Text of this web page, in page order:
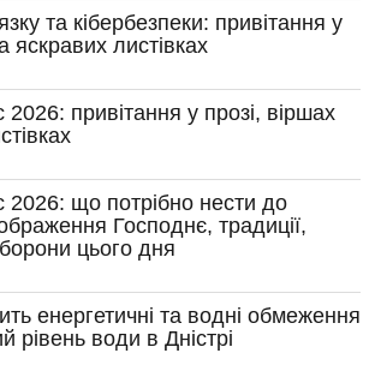
та кібербезпеки: привітання у
яскравих листівках
привітання у прозі, віршах
що потрібно нести до
Господнє, традиції,
цього дня
енергетичні та водні обмеження
рівень води в Дністрі